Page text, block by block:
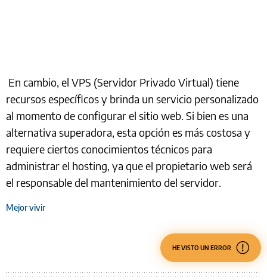
En cambio, el VPS (Servidor Privado Virtual) tiene
recursos específicos y brinda un servicio personalizado
al momento de configurar el sitio web. Si bien es una
alternativa superadora, esta opción es más costosa y
requiere ciertos conocimientos técnicos para
administrar el hosting, ya que el propietario web será
el responsable del mantenimiento del servidor.
Mejor vivir
HE VISTO UN ERROR